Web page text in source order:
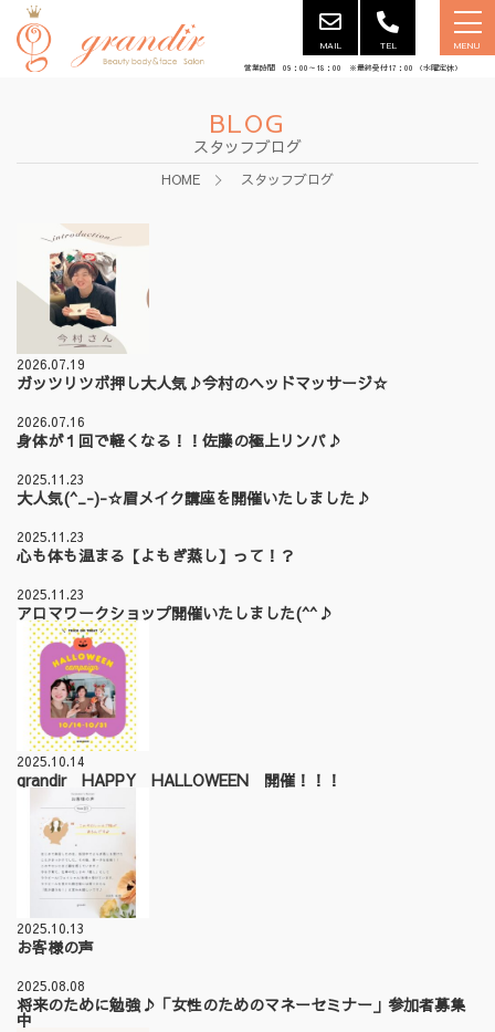
MAIL TEL MENU
営業時間 09：00～18：00 ※最終受付17：00 （水曜定休）
BLOG
スタッフブログ
HOME スタッフブログ
2026.07.19
ガッツリツボ押し大人気♪今村のヘッドマッサージ☆
2026.07.16
身体が１回で軽くなる！！佐藤の極上リンパ♪
2025.11.23
大人気(^_-)-☆眉メイク講座を開催いたしました♪
2025.11.23
心も体も温まる【よもぎ蒸し】って！？
2025.11.23
アロマワークショップ開催いたしました(^^♪
2025.10.14
grandir HAPPY HALLOWEEN 開催！！！
2025.10.13
お客様の声
2025.08.08
将来のために勉強♪「女性のためのマネーセミナー」参加者募集
中